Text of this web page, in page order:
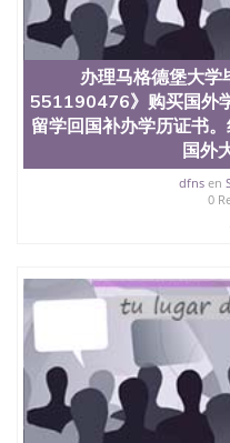
信息，给出操作方案；
材料； 3、留服注册申
交时间，公司人员陪同
料； 5、等待结果，完
6、客户确认收到结果
学院的毕业证成绩单所
结构（包括：水印，阴
银，LOGO烫金烫银复
镭射，紫外荧光，温感
对照。质量得到了广大
海外学校留学中介， 同
新信息， 能够在时间掌
寸大小，纸张材质，防
原版实物，以求达到客
们在保证合理定价的同
质和效率不断优化，为
咨询顾问：Sam q/微信
信:551190476办理毕业
知书，雅思，留学回国
办理马格德堡大
551190476》购买国外
留学回国补办学历证书
国外
dfnsen
0